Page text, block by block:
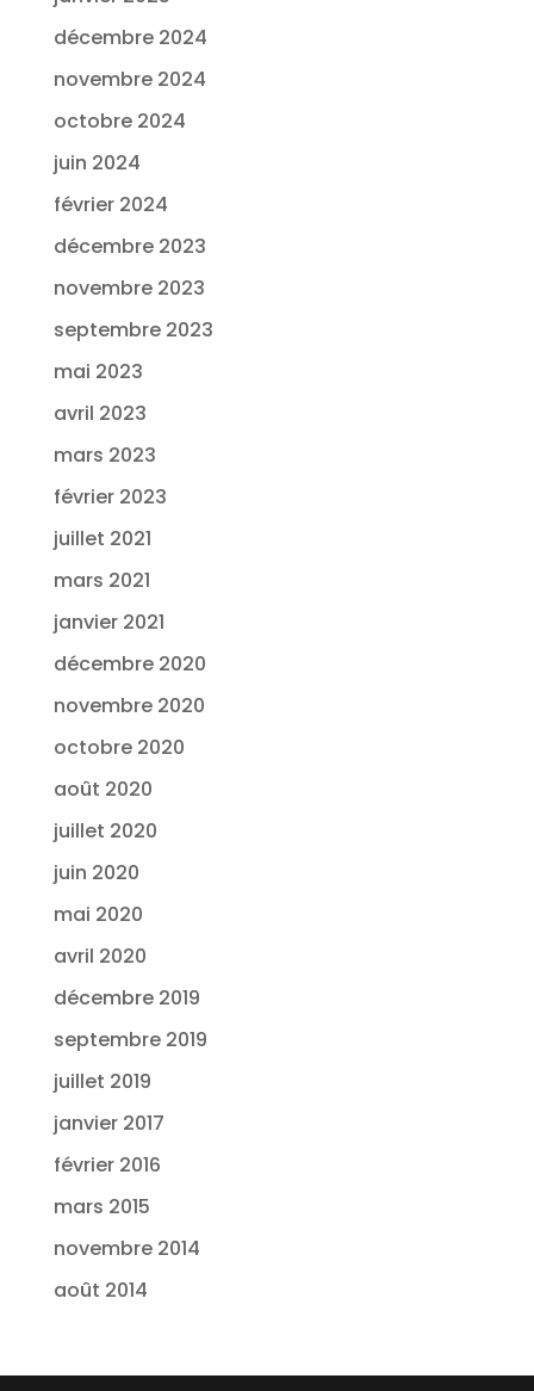
décembre 2024
novembre 2024
octobre 2024
juin 2024
février 2024
décembre 2023
novembre 2023
septembre 2023
mai 2023
avril 2023
mars 2023
février 2023
juillet 2021
mars 2021
janvier 2021
décembre 2020
novembre 2020
octobre 2020
août 2020
juillet 2020
juin 2020
mai 2020
avril 2020
décembre 2019
septembre 2019
juillet 2019
janvier 2017
février 2016
mars 2015
novembre 2014
août 2014